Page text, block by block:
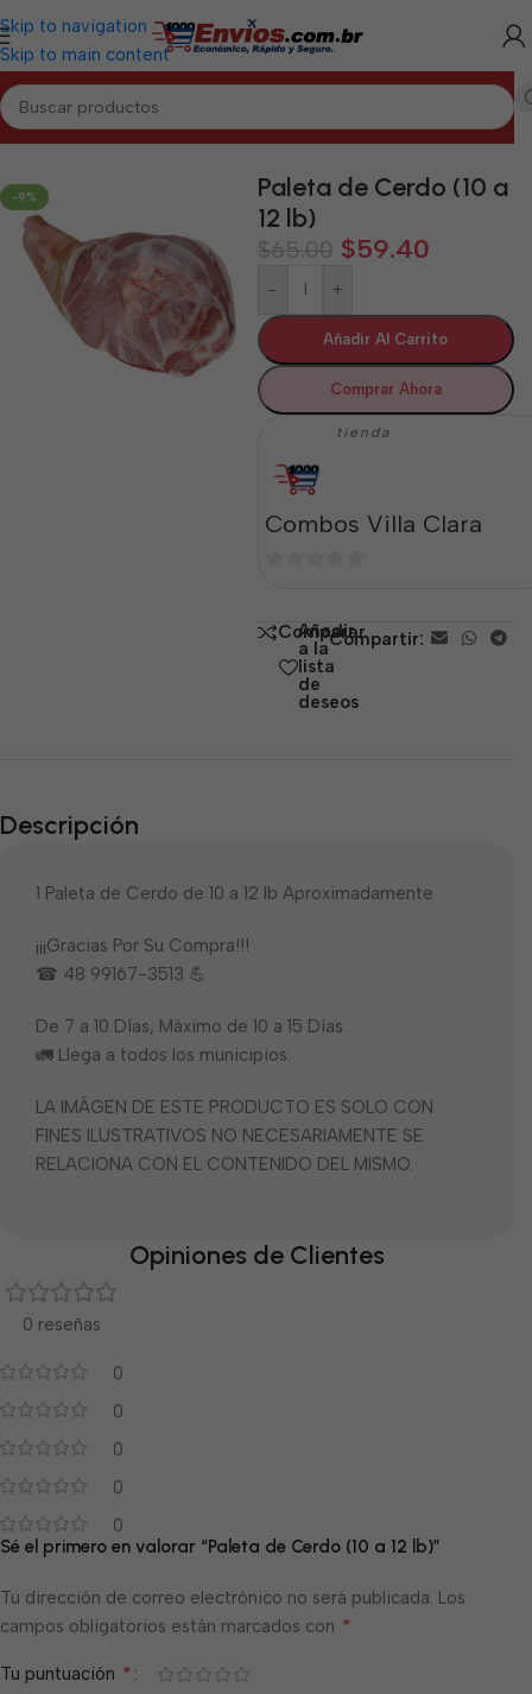
Skip to navigation
Skip to main content
Inicio/VILLA CLARA/Cárnicos Villa Clara
-9%
Paleta de Cerdo (10 a
12 lb)
$65.00 $59.40
- +
Añadir Al Carrito
Comprar Ahora
tienda
Combos Villa Clara
5 Comparar
Añadir
a la
lista
de
deseos
Compartir:
Descripción
1 Paleta de Cerdo de 10 a 12 lb Aproximadamente
¡¡¡Gracias Por Su Compra!!!
☎ 48 99167-3513 💪
De 7 a 10 Días, Máximo de 10 a 15 Días.
🚛 Llega a todos los municipios.
LA IMÁGEN DE ESTE PRODUCTO ES SOLO CON
FINES ILUSTRATIVOS NO NECESARIAMENTE SE
RELACIONA CON EL CONTENIDO DEL MISMO.
Opiniones de Clientes
0 reseñas
0
0
0
0
0
Sé el primero en valorar “Paleta de Cerdo (10 a 12 lb)”
Tu dirección de correo electrónico no será publicada. Los
campos obligatorios están marcados con *
Tu puntuación *